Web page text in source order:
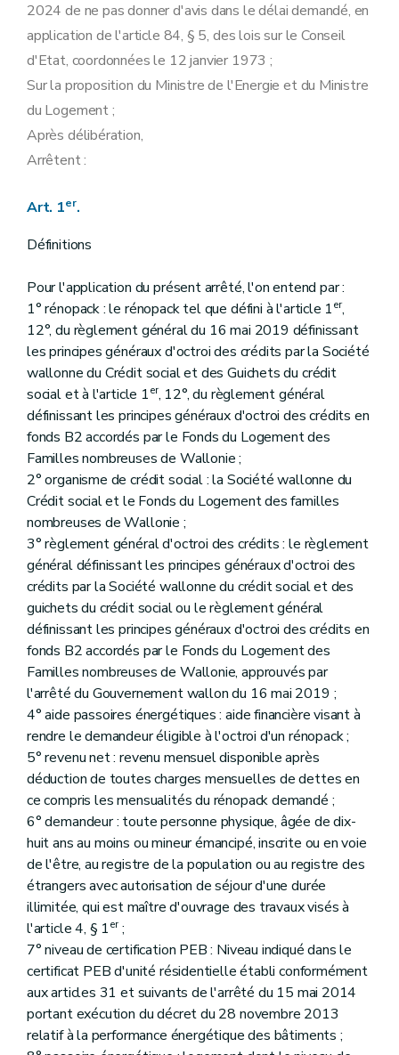
2024 de ne pas donner d'avis dans le délai demandé, en
application de l'article 84, § 5, des lois sur le Conseil
d'Etat, coordonnées le 12 janvier 1973 ;
Sur la proposition du Ministre de l'Energie et du Ministre
du Logement ;
Après délibération,
Arrêtent :
Art. 1er.
Définitions
Pour l'application du présent arrêté, l'on entend par :
1° rénopack : le rénopack tel que défini à l'article 1er,
12°, du règlement général du 16 mai 2019 définissant
les principes généraux d'octroi des crédits par la Société
wallonne du Crédit social et des Guichets du crédit
social et à l'article 1er, 12°, du règlement général
définissant les principes généraux d'octroi des crédits en
fonds B2 accordés par le Fonds du Logement des
Familles nombreuses de Wallonie ;
2° organisme de crédit social : la Société wallonne du
Crédit social et le Fonds du Logement des familles
nombreuses de Wallonie ;
3° règlement général d'octroi des crédits : le règlement
général définissant les principes généraux d'octroi des
crédits par la Société wallonne du crédit social et des
guichets du crédit social ou le règlement général
définissant les principes généraux d'octroi des crédits en
fonds B2 accordés par le Fonds du Logement des
Familles nombreuses de Wallonie, approuvés par
l'arrêté du Gouvernement wallon du 16 mai 2019 ;
4° aide passoires énergétiques : aide financière visant à
rendre le demandeur éligible à l'octroi d'un rénopack ;
5° revenu net : revenu mensuel disponible après
déduction de toutes charges mensuelles de dettes en
ce compris les mensualités du rénopack demandé ;
6° demandeur : toute personne physique, âgée de dix-
huit ans au moins ou mineur émancipé, inscrite ou en voie
de l'être, au registre de la population ou au registre des
étrangers avec autorisation de séjour d'une durée
illimitée, qui est maître d'ouvrage des travaux visés à
l'article 4, § 1er;
7° niveau de certification PEB : Niveau indiqué dans le
certificat PEB d'unité résidentielle établi conformément
aux articles 31 et suivants de l'arrêté du 15 mai 2014
portant exécution du décret du 28 novembre 2013
relatif à la performance énergétique des bâtiments ;